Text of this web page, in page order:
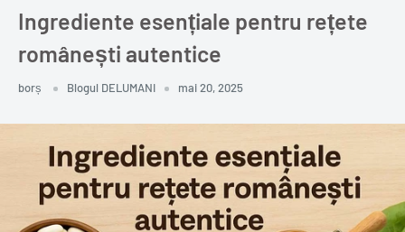
românesc
online
Ingrediente esențiale pentru rețete
românești autentice
borș Blogul DELUMANI mai 20, 2025